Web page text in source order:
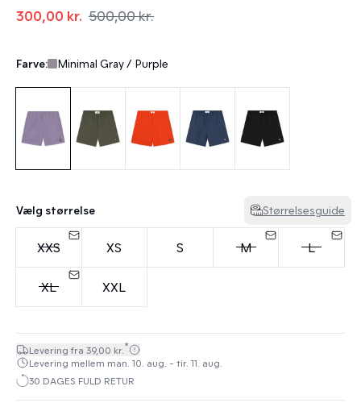
300,00 kr. 500,00 kr.
Farve: Minimal Gray / Purple
Vælg størrelse Størrelsesguide
XXS XS S M L
XL XXL
Levering fra 39,00 kr.*
Levering mellem man. 10. aug. - tir. 11. aug.
30 DAGES FULD RETUR